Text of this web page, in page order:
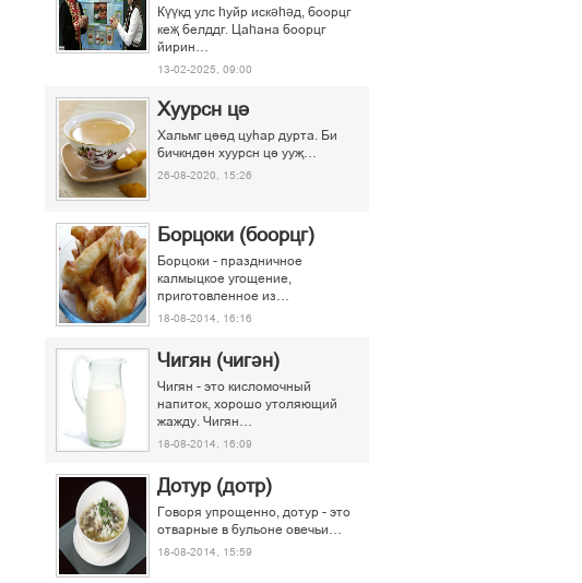
Күүкд улс һуйр искәһәд, боорцг
кеҗ белддг. Цаһана боорцг
йирин…
13-02-2025, 09:00
Хуурсн ці
Хальмг ціід цуєар дурта. Би
бичкндін хуурсн ці ууљ…
26-08-2020, 15:26
Борцоки (боорцг)
Борцоки - праздничное
калмыцкое угощение,
приготовленное из…
18-08-2014, 16:16
Чигян (чигән)
Чигян - это кисломочный
напиток, хорошо утоляющий
жажду. Чигян…
18-08-2014, 16:09
Дотур (дотр)
Говоря упрощенно, дотур - это
отварные в бульоне овечьи…
18-08-2014, 15:59